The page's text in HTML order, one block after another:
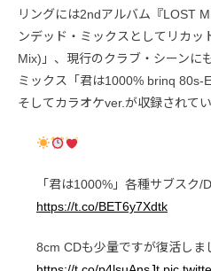
リングには2ndアルバム『LOST
ンデッド・ミックスとしてリカッ
Mix)」、現行のクラブ・シーンに
ミックス「君は1000% brinq 80s-
そしてカラオケver.が収録されてい
「君は1000%」各種サブスク/
https://t.co/BET6y7Xdtk
8cm CDも少量ですが復活しま